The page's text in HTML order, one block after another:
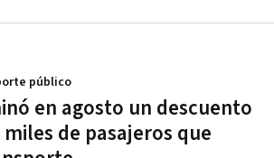
en agosto un descuento
de pasajeros que
público